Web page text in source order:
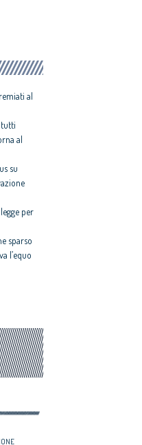
al
tutti
al
su
per
sparso
l’equo
di Stato,